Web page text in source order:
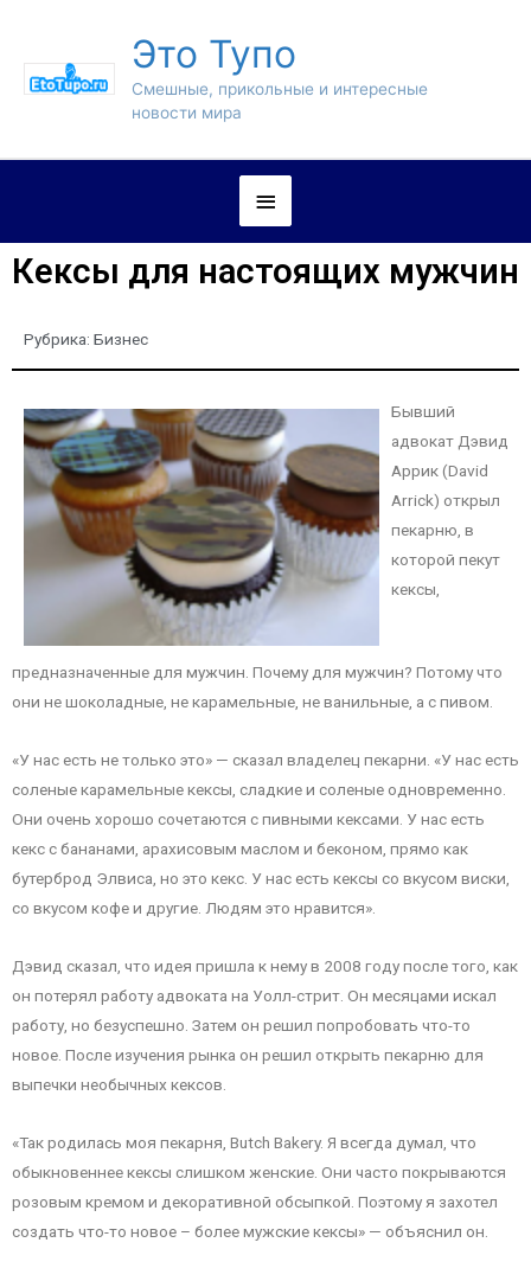
Это Тупо
Смешные, прикольные и интересные
новости мира
Кексы для настоящих мужчин
Рубрика: Бизнес
Бывший
адвокат Дэвид
Аррик (David
Arrick) открыл
пекарню, в
которой пекут
кексы,
предназначенные для мужчин. Почему для мужчин? Потому что
они не шоколадные, не карамельные, не ванильные, а с пивом.
«У нас есть не только это» — сказал владелец пекарни. «У нас есть
соленые карамельные кексы, сладкие и соленые одновременно.
Они очень хорошо сочетаются с пивными кексами. У нас есть
кекс с бананами, арахисовым маслом и беконом, прямо как
бутерброд Элвиса, но это кекс. У нас есть кексы со вкусом виски,
со вкусом кофе и другие. Людям это нравится».
Дэвид сказал, что идея пришла к нему в 2008 году после того, как
он потерял работу адвоката на Уолл-стрит. Он месяцами искал
работу, но безуспешно. Затем он решил попробовать что-то
новое. После изучения рынка он решил открыть пекарню для
выпечки необычных кексов.
«Так родилась моя пекарня, Butch Bakery. Я всегда думал, что
обыкновеннее кексы слишком женские. Они часто покрываются
розовым кремом и декоративной обсыпкой. Поэтому я захотел
создать что-то новое – более мужские кексы» — объяснил он.